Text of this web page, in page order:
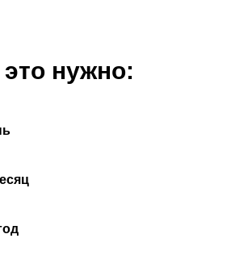
нужно:
и без перебоев. В
год заботы о
к тем, кому